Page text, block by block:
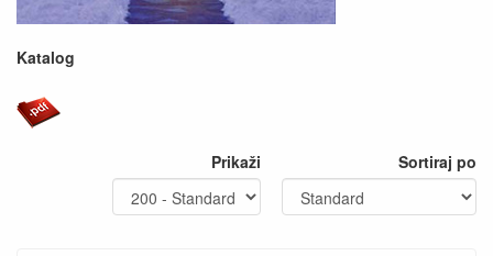
Katalog
Prikaži Sortiraj po